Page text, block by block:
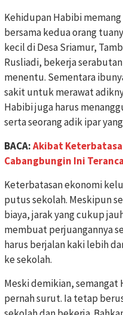
Kehidupan Habibi
bersama kedua orang
kecil di Desa Sriamur,
Rusliadi, bekerja
menentu. Sementara
sakit untuk merawat
Habibi juga harus
serta seorang adik ipar
BACA:Akibat
Cabangbungin Ini
Keterbatasan ekonomi
putus sekolah. Meskipun
biaya, jarak yang cukup
membuat perjuangannya
harus berjalan kaki lebih
ke sekolah.
Meski demikian,
pernah surut. Ia tetap